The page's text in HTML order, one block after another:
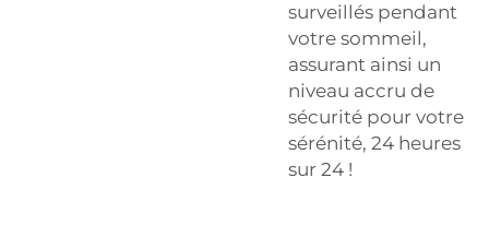
surveillés pendant
votre sommeil,
assurant ainsi un
niveau accru de
sécurité pour votre
sérénité, 24 heures
sur 24 !